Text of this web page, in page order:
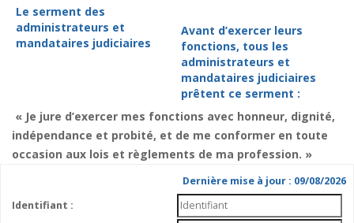
Le serment des
administrateurs et
mandataires judiciaires
Avant d’exercer leurs
fonctions, tous les
administrateurs et
mandataires judiciaires
prêtent ce serment :
« Je jure d’exercer mes fonctions avec honneur, dignité,
indépendance et probité, et de me conformer en toute
occasion aux lois et règlements de ma profession. »
Dernière mise à jour : 09/08/2026
Identifiant :